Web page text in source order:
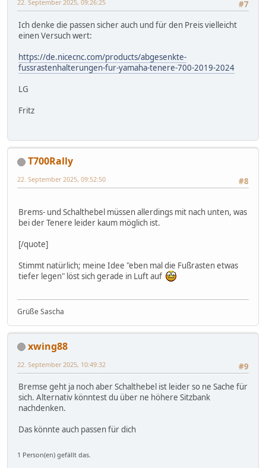
#7
22. September 2025, 09:26:25
Ich denke die passen sicher auch und für den Preis vielleicht
einen Versuch wert:
https://de.nicecnc.com/products/abgesenkte-
fussrastenhalterungen-fur-yamaha-tenere-700-2019-2024
LG
Fritz
T700Rally
#8
22. September 2025, 09:52:50
Brems- und Schalthebel müssen allerdings mit nach unten, was
bei der Tenere leider kaum möglich ist.
[/quote]
Stimmt natürlich; meine Idee "eben mal die Fußrasten etwas
tiefer legen" löst sich gerade in Luft auf
Grüße Sascha
xwing88
#9
22. September 2025, 10:49:32
Bremse geht ja noch aber Schalthebel ist leider so ne Sache für
sich. Alternativ könntest du über ne höhere Sitzbank
nachdenken.
Das könnte auch passen für dich
1 Person(en) gefällt das.